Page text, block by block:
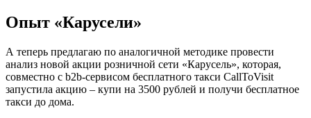
Опыт «Карусели»
А теперь предлагаю по аналогичной методике провести
анализ новой акции розничной сети «Карусель», которая,
совместно с b2b-­сервисом бесплатного такси CallToVisit
запустила акцию – купи на 3500 рублей и получи бесплатное
такси до дома.